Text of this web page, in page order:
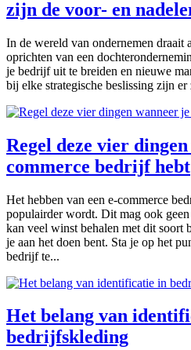
zijn de voor- en
In de wereld van ondernemen draait
oprichten van een
je bedrijf uit te breiden en nieuwe
bij elke strategische beslissing zijn
Regel deze vier
commerce bedrijf hebt
Het hebben van een e-commerce
populairder wordt. Dit mag ook
kan veel winst behalen met dit soort
je aan het doen bent. Sta je op het
bedrijf te...
Het belang van
bedrijfskleding